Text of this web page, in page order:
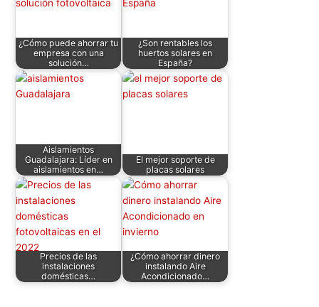
A
p
p
b
o
o
k
dI
n
t
¿Cómo puede ahorrar tu
empresa con una
solución…
¿Son rentables los
huertos solares en
España?
Aislamientos
Guadalajara: Líder en
aislamientos en…
El mejor soporte de
placas solares
Precios de las
instalaciones
domésticas…
¿Cómo ahorrar dinero
instalando Aire
Acondicionado…